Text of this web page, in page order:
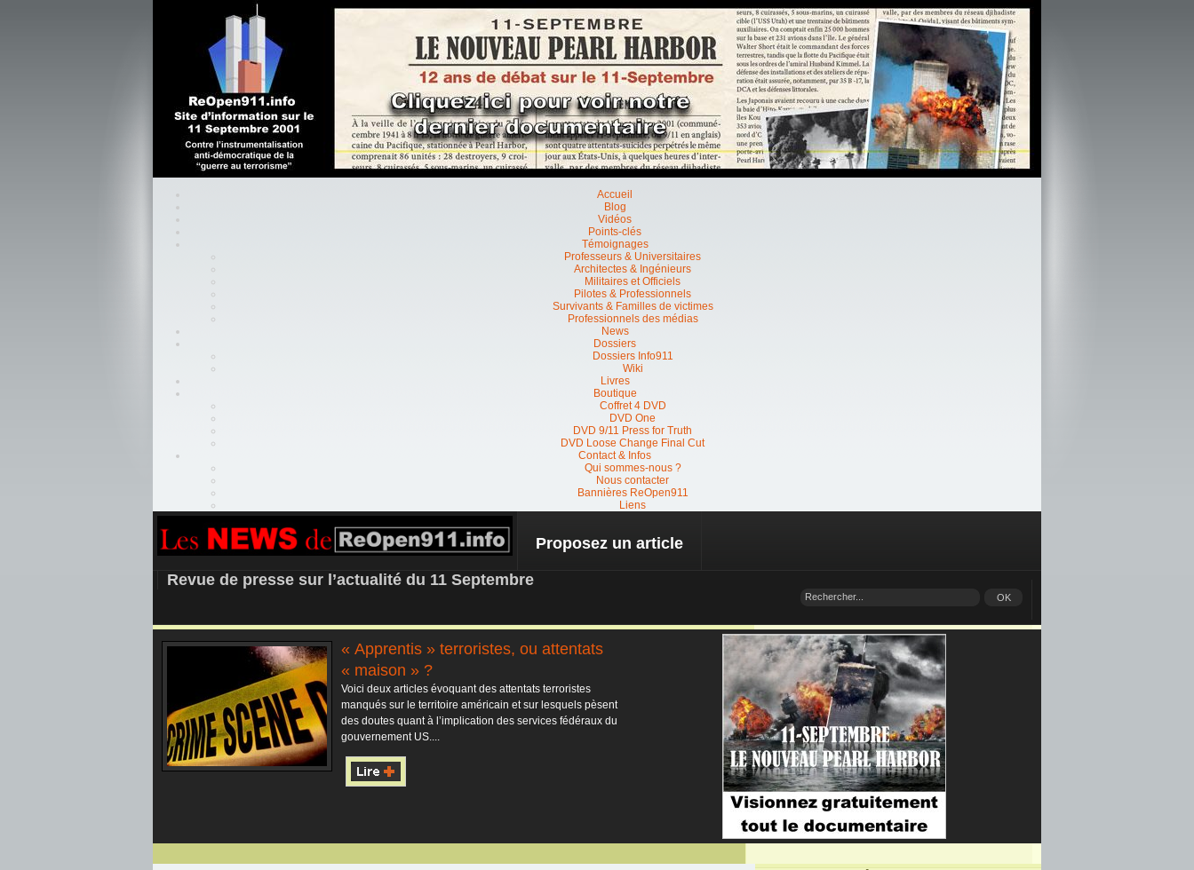
Accueil
Blog
Vidéos
Points-clés
Témoignages
Professeurs & Universitaires
Architectes & Ingénieurs
Militaires et Officiels
Pilotes & Professionnels
Survivants & Familles de victimes
Professionnels des médias
News
Dossiers
Dossiers Info911
Wiki
Livres
Boutique
Coffret 4 DVD
DVD One
DVD 9/11 Press for Truth
DVD Loose Change Final Cut
Contact & Infos
Qui sommes-nous ?
Nous contacter
Bannières ReOpen911
Liens
REOPEN911 – NEWS
Proposez un article
Revue de presse sur l’actualité du 11 Septembre
« Apprentis » terroristes, ou attentats
« maison » ?
Voici deux articles évoquant des attentats terroristes
manqués sur le territoire américain et sur lesquels pèsent
des doutes quant à l’implication des services fédéraux du
gouvernement US....